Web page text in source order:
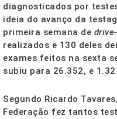
diagnosticados por
ideia do avanço da
primeira semana de
realizados e 130 deles
exames feitos na sexta
subiu para 26.352, e
Segundo Ricardo
Federação fez tantos